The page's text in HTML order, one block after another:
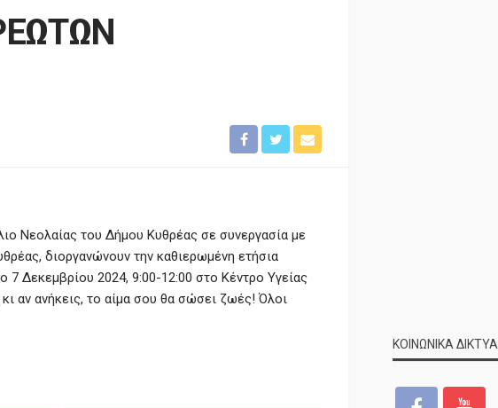
Νεολαίας του Δήμου Κυθρέας σε συνεργασία με
διοργανώνουν την καθιερωμένη ετήσια
Δεκεμβρίου 2024, 9:00-12:00 στο Κέντρο Υγείας
αν ανήκεις, το αίμα σου θα σώσει ζωές! Όλοι
ΚΟΙΝΩΝΙΚΑ ΔΙΚΤΥΑ